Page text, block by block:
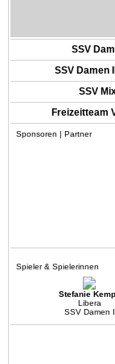
SSV
SSV Damen
SSV
Freizeitteam
Sponsoren | Partner
Spieler & Spielerinnen
Stefanie
Libera
SSV Damen I